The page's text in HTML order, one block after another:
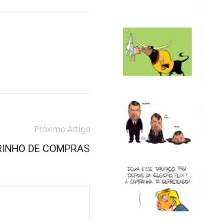
Próximo Artigo
DE COMPRAS